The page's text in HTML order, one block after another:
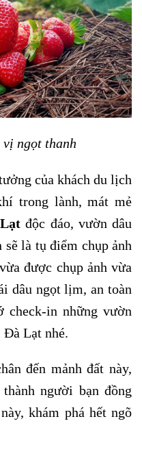
ngọt thanh
của khách du lịch
trong lành, mát mẻ
độc đáo, vườn dâu
là tụ điểm chụp ảnh
được chụp ảnh vừa
dâu ngọt lịm, an toàn
check-in những vườn
Đà Lạt nhé.
đến mảnh đất này,
người bạn đồng
khám phá hết ngõ